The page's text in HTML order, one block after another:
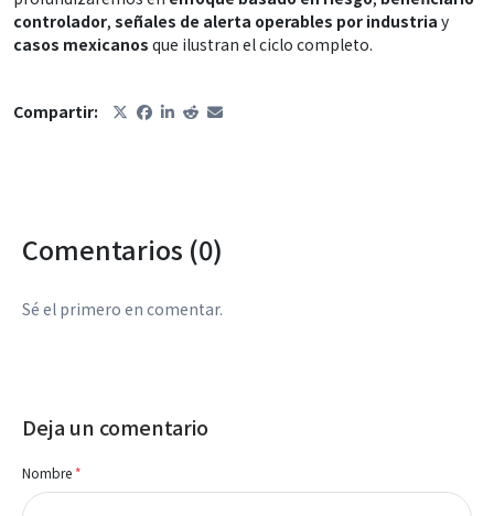
controlador, señales de alerta operables por industria y
casos mexicanos que ilustran el ciclo completo.
Compartir:
Comentarios (0)
Sé el primero en comentar.
Deja un comentario
Nombre *